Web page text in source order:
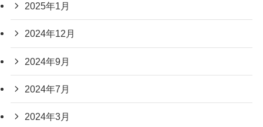
2025年1月
2024年12月
2024年9月
2024年7月
2024年3月